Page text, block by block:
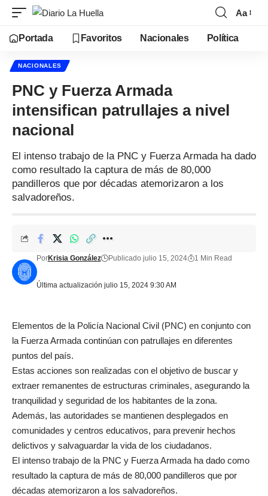
Aa
Portada Favoritos Nacionales Política
NACIONALES
PNC y Fuerza Armada
intensifican patrullajes a nivel
nacional
El intenso trabajo de la PNC y Fuerza Armada ha dado
como resultado la captura de más de 80,000
pandilleros que por décadas atemorizaron a los
salvadoreños.
Última actualización julio 15, 2024 9:30 AM
PorKrisia González Publicado julio 15, 2024 1 Min Read
Elementos de la Policía Nacional Civil (PNC) en conjunto con
la Fuerza Armada continúan con patrullajes en diferentes
puntos del país.
Estas acciones son realizadas con el objetivo de buscar y
extraer remanentes de estructuras criminales, asegurando la
tranquilidad y seguridad de los habitantes de la zona.
Además, las autoridades se mantienen desplegados en
comunidades y centros educativos, para prevenir hechos
delictivos y salvaguardar la vida de los ciudadanos.
El intenso trabajo de la PNC y Fuerza Armada ha dado como
resultado la captura de más de 80,000 pandilleros que por
décadas atemorizaron a los salvadoreños.